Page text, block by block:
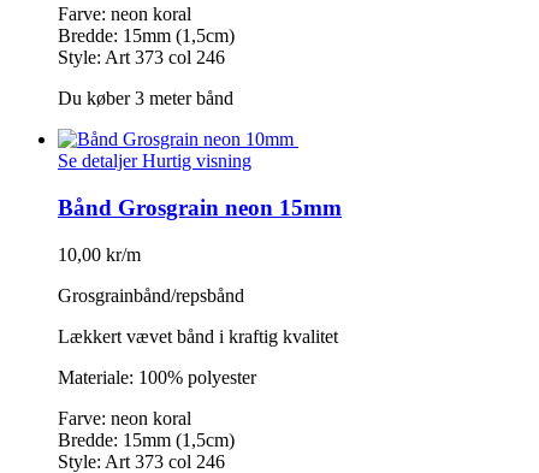
Farve: neon koral
Bredde: 15mm (1,5cm)
Style: Art 373 col 246
Du køber 3 meter bånd
Se detaljerHurtig visning
Bånd Grosgrain neon 15mm
10,00 kr/m
Grosgrainbånd/repsbånd
Lækkert vævet bånd i kraftig kvalitet
Materiale: 100% polyester
Farve: neon koral
Bredde: 15mm (1,5cm)
Style: Art 373 col 246